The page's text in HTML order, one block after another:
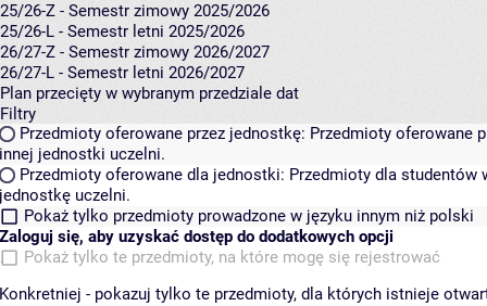
25/26-Z - Semestr zimowy 2025/2026
25/26-L - Semestr letni 2025/2026
26/27-Z - Semestr zimowy 2026/2027
26/27-L - Semestr letni 2026/2027
Plan przecięty w wybranym przedziale dat
Filtry
Przedmioty oferowane przez jednostkę: Przedmioty oferowane
innej jednostki uczelni.
Przedmioty oferowane dla jednostki: Przedmioty dla studentów
jednostkę uczelni.
Pokaż tylko przedmioty prowadzone w języku innym niż polski
Zaloguj się, aby uzyskać dostęp do dodatkowych opcji
Pokaż tylko te przedmioty, na które mogę się rejestrować
Konkretniej - pokazuj tylko te przedmioty, dla których istnieje